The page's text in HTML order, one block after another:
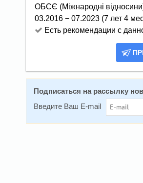
ОБСЄ (Міжнародні
03.2016 − 07.2023 (7 лет 4
Есть рекомендации с
Подписаться на рассылку
Введите Ваш E-mail